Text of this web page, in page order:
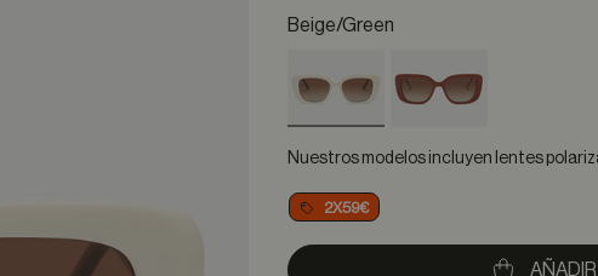
Beige/green
Nuestros modelos incluyen lentes
2X59€
AÑADIR